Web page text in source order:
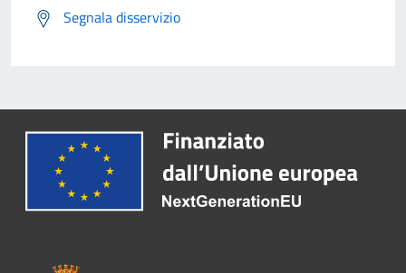
Segnala disservizio